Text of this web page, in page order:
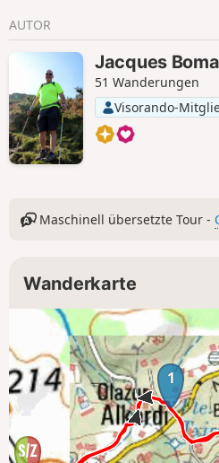
AUTOR
Jacques
51 Wanderungen
Visorando-
Maschinell übersetzte Tour -
Wanderkarte
1